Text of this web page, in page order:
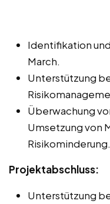
Identifikation
March.
Unterstützung
Überwachung
Umsetzung von
Risikominderung.
Projektabschluss:
Unterstützung